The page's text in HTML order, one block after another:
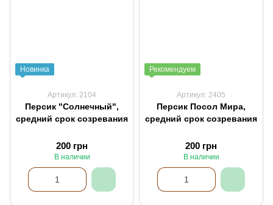
Новинка
Артикул: 2104
Персик "Солнечный",
средний срок созревания
200 грн
В наличии
Рекомендуем
Артикул: 2405
Персик Посол Мира,
средний срок созревания
200 грн
В наличии